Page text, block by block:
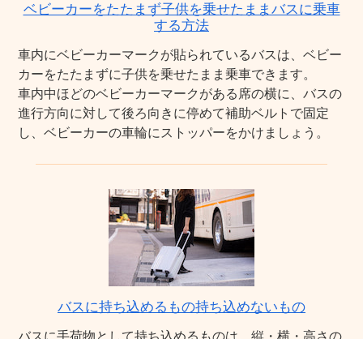
ベビーカーをたたまず子供を乗せたままバスに乗車
する方法
車内にベビーカーマークが貼られているバスは、ベビー
カーをたたまずに子供を乗せたまま乗車できます。
車内中ほどのベビーカーマークがある席の横に、バスの
進行方向に対して後ろ向きに停めて補助ベルトで固定
し、ベビーカーの車輪にストッパーをかけましょう。
バスに持ち込めるもの持ち込めないもの
バスに手荷物として持ち込めるものは、縦・横・高さの